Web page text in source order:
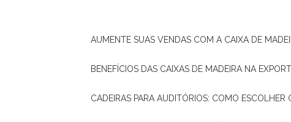
AUMENTE SUAS VENDAS COM A CAIXA DE
BENEFÍCIOS DAS CAIXAS DE MADEIRA NA
CADEIRAS PARA AUDITÓRIOS: COMO